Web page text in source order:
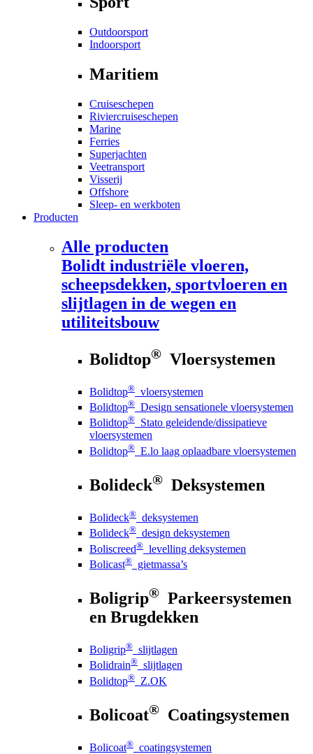
Outdoorsport
Indoorsport
Maritiem
Cruiseschepen
Riviercruiseschepen
Marine
Ferries
Superjachten
Veetransport
Visserij
Offshore
Sleep- en werkboten
Producten
Alle producten
Bolidt industriële vloeren,
scheepsdekken, sportvloeren en
slijtlagen in de wegen en
utiliteitsbouw
Bolidtop® Vloersystemen
Bolidtop® vloersystemen
Bolidtop® Design sensationele vloersystemen
Bolidtop® Stato geleidende/dissipatieve
vloersystemen
Bolidtop® E.lo laag oplaadbare vloersystemen
Bolideck® Deksystemen
Bolideck® deksystemen
Bolideck® design deksystemen
Boliscreed® levelling deksystemen
Bolicast® gietmassa’s
Boligrip® Parkeersystemen
en Brugdekken
Boligrip® slijtlagen
Bolidrain® slijtlagen
Bolidtop® Z.OK
Bolicoat® Coatingsystemen
Bolicoat® coatingsystemen